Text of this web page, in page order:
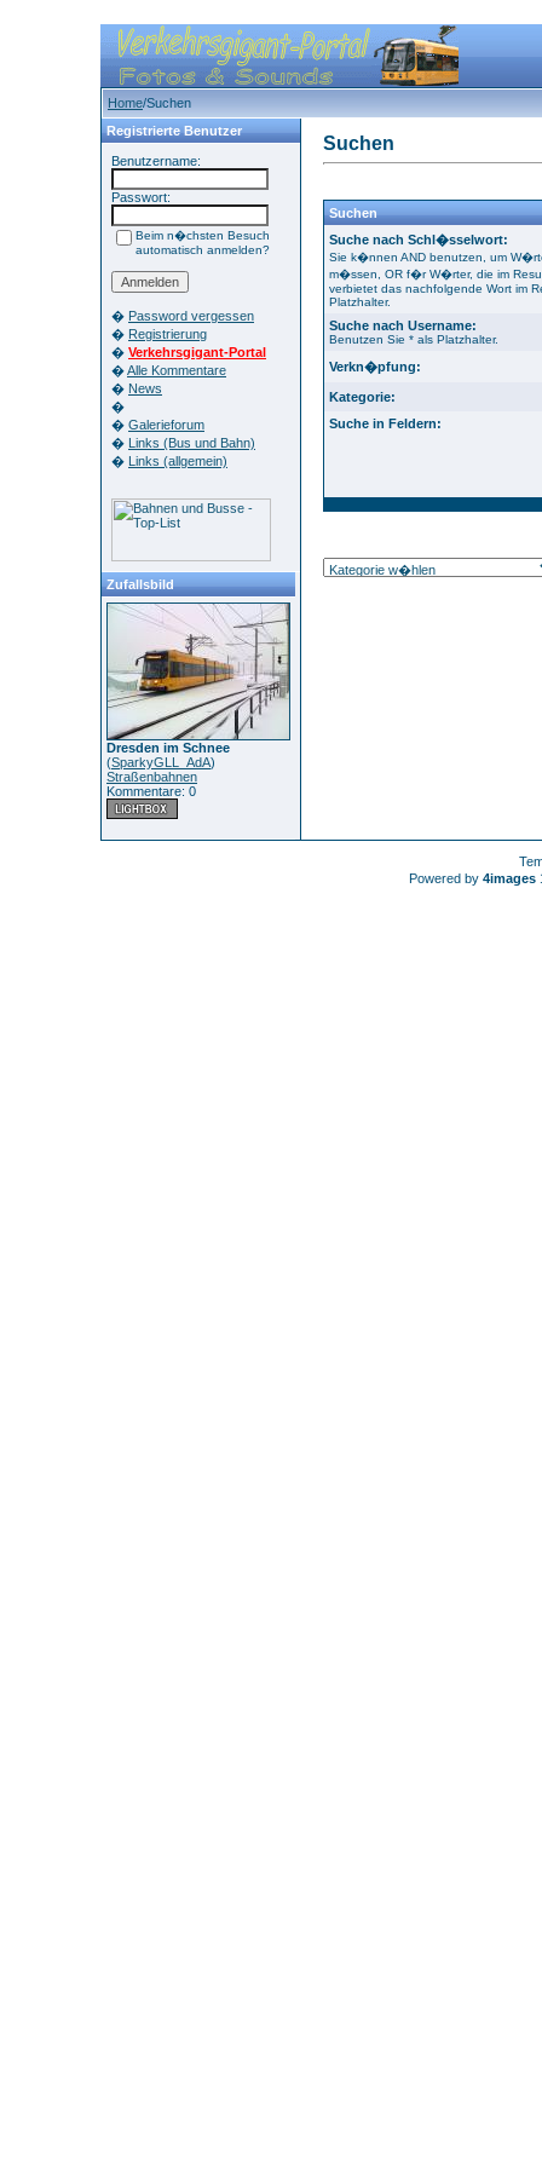
Home/Suchen
Registrierte Benutzer
Benutzername:
Passwort:
Beim n�chsten Besuch
automatisch anmelden?
� Password vergessen
� Registrierung
� Verkehrsgigant-Portal
�Alle Kommentare
� News
�
� Galerieforum
� Links (Bus und Bahn)
� Links (allgemein)
Zufallsbild
Dresden im Schnee
(SparkyGLL_AdA)
Straßenbahnen
Kommentare: 0
Suchen
Suchen
Suche nach Schl�sselwort:
Sie k�nnen AND benutzen, um
m�ssen, OR f�r W�rter, die im
verbietet das nachfolgende Wort im
Platzhalter.
Suche nach Username:
Benutzen Sie * als Platzhalter.
Verkn�pfung:
Kategorie:
Suche in Feldern:
Powered by 4images